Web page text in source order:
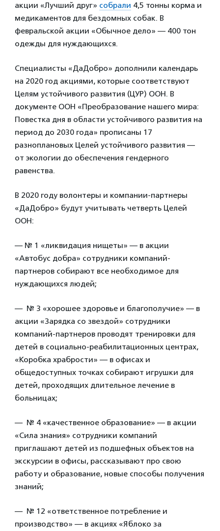
акции «Лучший друг» собрали 4,5 тонны корма и
медикаментов для бездомных собак. В
февральской акции «Обычное дело» — 400 тон
одежды для нуждающихся.
Специалисты «ДаДобро» дополнили календарь
на 2020 год акциями, которые соответствуют
Целям устойчивого развития (ЦУР) ООН. В
документе ООН «Преобразование нашего мира:
Повестка дня в области устойчивого развития на
период до 2030 года» прописаны 17
разноплановых Целей устойчивого развития —
от экологии до обеспечения гендерного
равенства.
В 2020 году волонтеры и компании-партнеры
«ДаДобро» будут учитывать четверть Целей
ООН:
— № 1 «ликвидация нищеты» — в акции
«Автобус добра» сотрудники компаний-
партнеров собирают все необходимое для
нуждающихся людей;
— № 3 «хорошее здоровье и благополучие» — в
акции «Зарядка со звездой» сотрудники
компаний-партнеров проводят тренировки для
детей в социально-реабилитационных центрах,
«Коробка храбрости» — в офисах и
общедоступных точках собирают игрушки для
детей, проходящих длительное лечение в
больницах;
— № 4 «качественное образование» — в акции
«Сила знания» сотрудники компаний
приглашают детей из подшефных объектов на
экскурсии в офисы, рассказывают про свою
работу и образование, новые способы получения
знаний;
— № 12 «ответственное потребление и
производство» — в акциях «Яблоко за